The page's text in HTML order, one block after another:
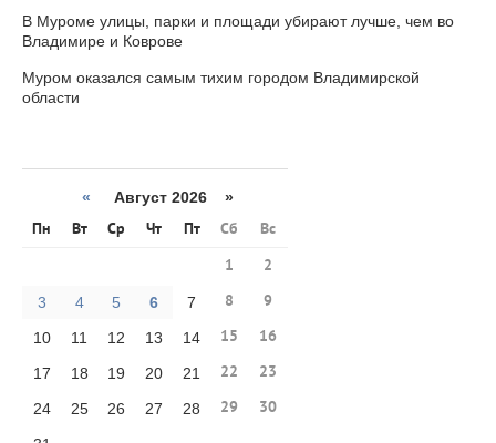
В Муроме улицы, парки и площади убирают лучше, чем во
Владимире и Коврове
Муром оказался самым тихим городом Владимирской
области
« Август 2026 »
Пн Вт Ср Чт Пт Сб
Вс
1
2
3 4 5 6 7 8 9
10 11 12 13 14 15 16
17 18 19 20 21 22 23
24 25 26 27 28 29 30